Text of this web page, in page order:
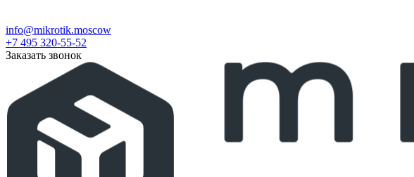
info@mikrotik.moscow
+7 495 320-55-52
Заказать звонок